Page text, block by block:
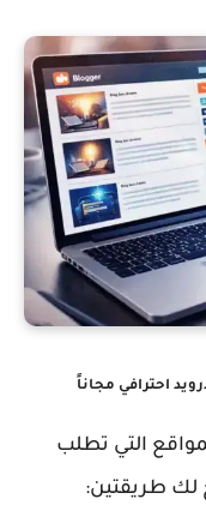
احترافي مجاناً
التي تطلب
طريقتين: